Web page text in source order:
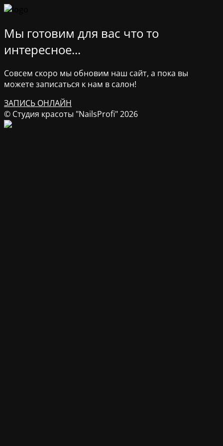
Мы готовим для вас что то
интересное...
Совсем скоро мы обновим наш сайт, а пока вы
можете записаться к нам в салон!
ЗАПИСЬ ОНЛАЙН
© Студия красоты "NailsProfi" 2026